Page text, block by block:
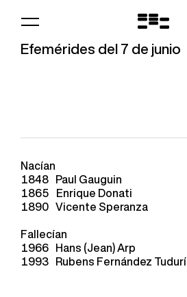
Logo
Efemérides del 7 de junio
Nacían
1848
Paul Gauguin
1865
Enrique Donati
1890
Vicente Speranza
Fallecían
1966
Hans (Jean) Arp
1993
Rubens Fernández Tudurí